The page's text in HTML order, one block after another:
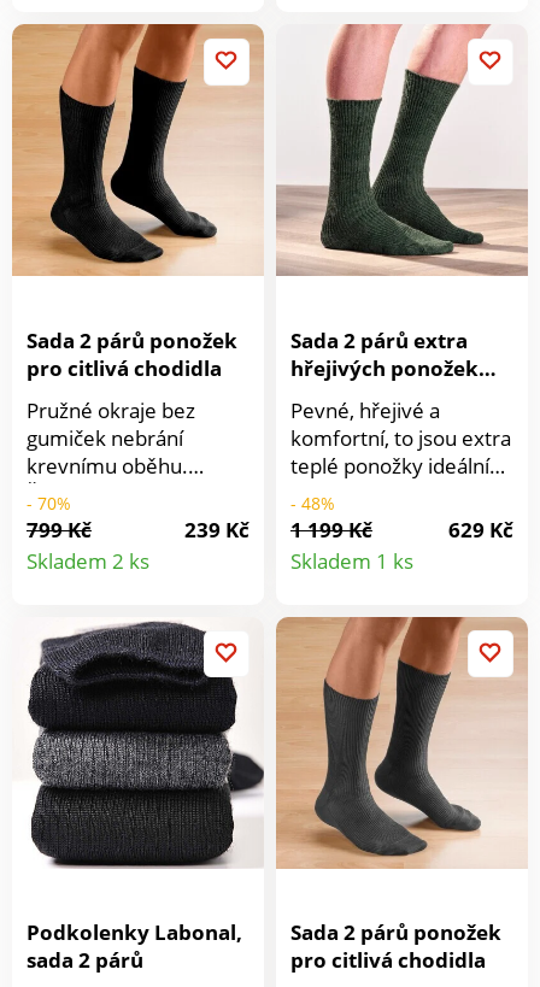
Francii. Perte v pračce.
Francii. Perte v pračce.
Sada 2 párů ponožek
pro citlivá chodidla
Pružné okraje bez
gumiček nebrání
krevnímu oběhu.
Špičky i paty jsou
zesílené. Tyto ponožky
Vám doporučujeme,
jsou příjemné a
stejné barvy. Perte na
30 °C.
- 70%
799 Kč
239 Kč
Skladem 2 ks
Detail
Sada 2 párů extra
hřejivých ponožek
Labonal®
Pevné, hřejivé a
komfortní, to jsou extra
teplé ponožky ideální
pro zimní období.
Ponožka zn. Labonal® v
sadě 2 párů. Dokonale
izolující. S vysokým
před chladem. Odolné.
Zesílená pata a špička.
Vyrobeno ve Francii.
Lze prát v pračce.
- 48%
1 199 Kč
629 Kč
Skladem 1 ks
Detail
Podkolenky Labonal,
sada 2 párů
Sada 2 párů ponožek
pro citlivá chodidla